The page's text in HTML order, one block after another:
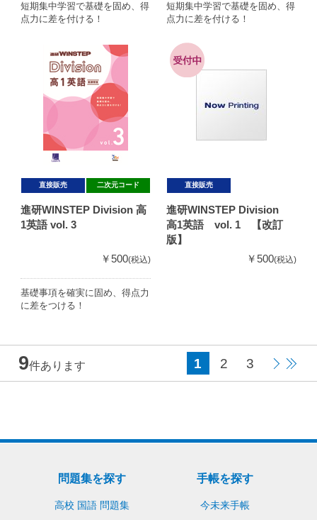
短期集中学習で基礎を固め、得
点力に差を付ける！
短期集中学習で基礎を固め、得
点力に差を付ける！
直接販売 二次元コード
進研WINSTEP Division 高
1英語 vol. 3
￥500(税込)
基礎事項を確実に固め、得点力
に差をつける！
直接販売
進研WINSTEP Division
高1英語 vol. 1 【改訂
版】
￥500(税込)
9件あります 1 2 3
問題集を探す
高校 国語 問題集
手帳を探す
今未来手帳